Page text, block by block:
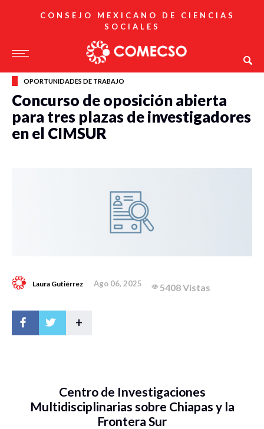
CONSEJO MEXICANO DE CIENCIAS
SOCIALES
OPORTUNIDADES DE TRABAJO
Concurso de oposición abierta
para tres plazas de investigadores
en el CIMSUR
Laura Gutiérrez Ago 06, 2025 5408 Vistas
+
Centro de Investigaciones
Multidisciplinarias sobre Chiapas y la
Frontera Sur